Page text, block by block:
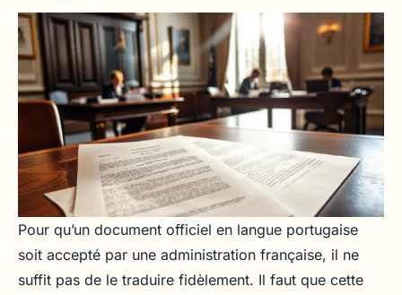
Pour qu’un document officiel en langue portugaise
soit accepté par une administration française, il ne
suffit pas de le traduire fidèlement. Il faut que cette